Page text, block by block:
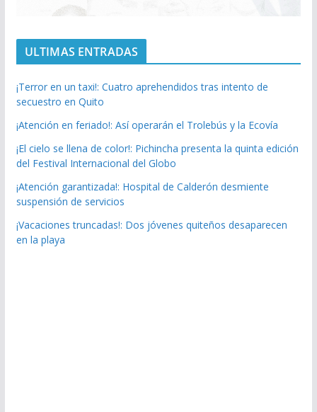
ULTIMAS ENTRADAS
¡Terror en un taxi!: Cuatro aprehendidos tras intento de
secuestro en Quito
¡Atención en feriado!: Así operarán el Trolebús y la Ecovía
¡El cielo se llena de color!: Pichincha presenta la quinta edición
del Festival Internacional del Globo
¡Atención garantizada!: Hospital de Calderón desmiente
suspensión de servicios
¡Vacaciones truncadas!: Dos jóvenes quiteños desaparecen
en la playa